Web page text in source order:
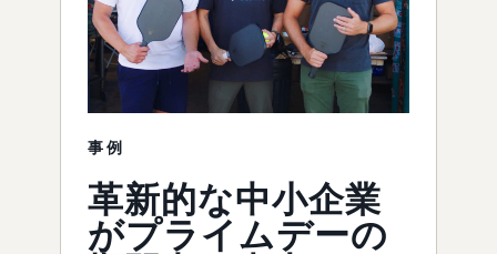
事例
革新的な中小企業
がプライムデーの